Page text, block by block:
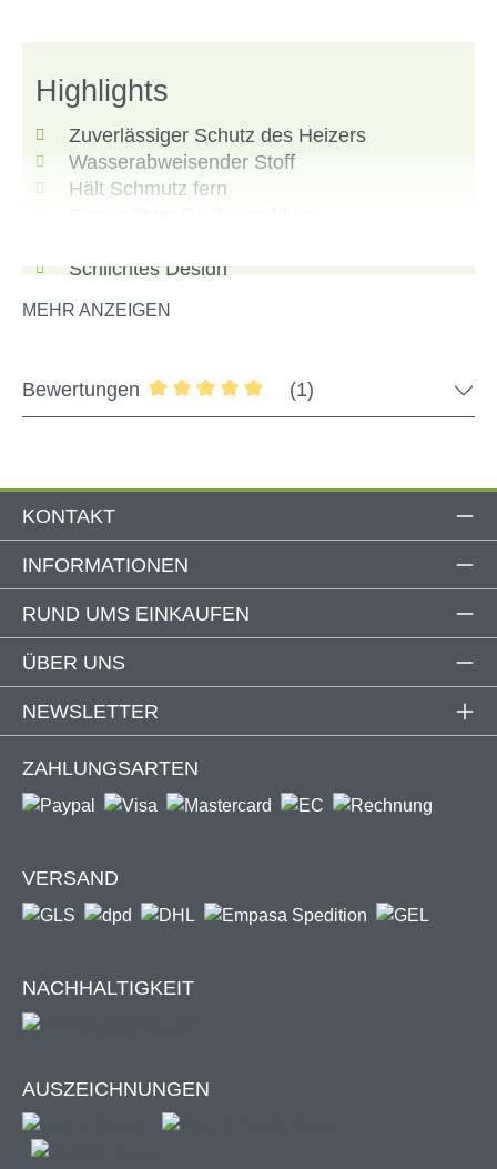
Highlights
Zuverlässiger Schutz des Heizers
Wasserabweisender Stoff
Hält Schmutz fern
Schlichtes Design
Produktdetails
Wasserabweisender Stoff
Oberer Durchmesser: ca. 25 cm
Eingenähter Reißverschluss
Fixierung über Gummizugband
Tischheizer "HEATY"
MEHR ANZEIGEN
Bewertungen
Durchschnittliche Bewertung von 5
(1)
KONTAKT
INFORMATIONEN
RUND UMS EINKAUFEN
ÜBER UNS
NEWSLETTER
ZAHLUNGSARTEN
VERSAND
NACHHALTIGKEIT
AUSZEICHNUNGEN